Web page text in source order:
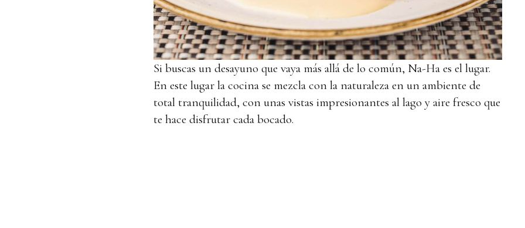
Si buscas un desayuno que vaya más allá de lo común, Na-Ha es el lugar.
En este lugar la cocina se mezcla con la naturaleza en un ambiente de
total tranquilidad, con unas vistas impresionantes al lago y aire fresco que
te hace disfrutar cada bocado.